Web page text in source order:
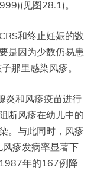
见图28.1)。
和终止妊娠的数
是因为少数仍易患
那里感染风疹。
炎和风疹疫苗进行
断风疹在幼儿中的
。与此同时，风疹
疹发病率显著下
年的167例降